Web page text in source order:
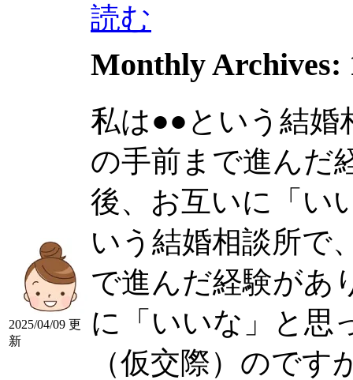
読む
2025/04/09 更
新
Monthly Archives:
私は●●という結婚
の手前まで進んだ
後、お互いに「い
いう結婚相談所で
で進んだ経験があ
に「いいな」と思
（仮交際）ので